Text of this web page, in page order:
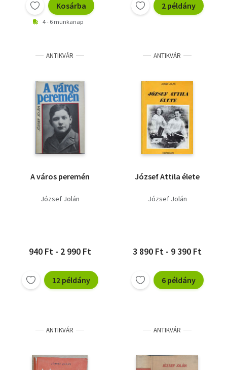
Kosárba
4 - 6 munkanap
2 példány
ANTIKVÁR
A város peremén
József Jolán
940 Ft - 2 990 Ft
12 példány
ANTIKVÁR
József Attila élete
József Jolán
3 890 Ft - 9 390 Ft
6 példány
ANTIKVÁR ANTIKVÁR